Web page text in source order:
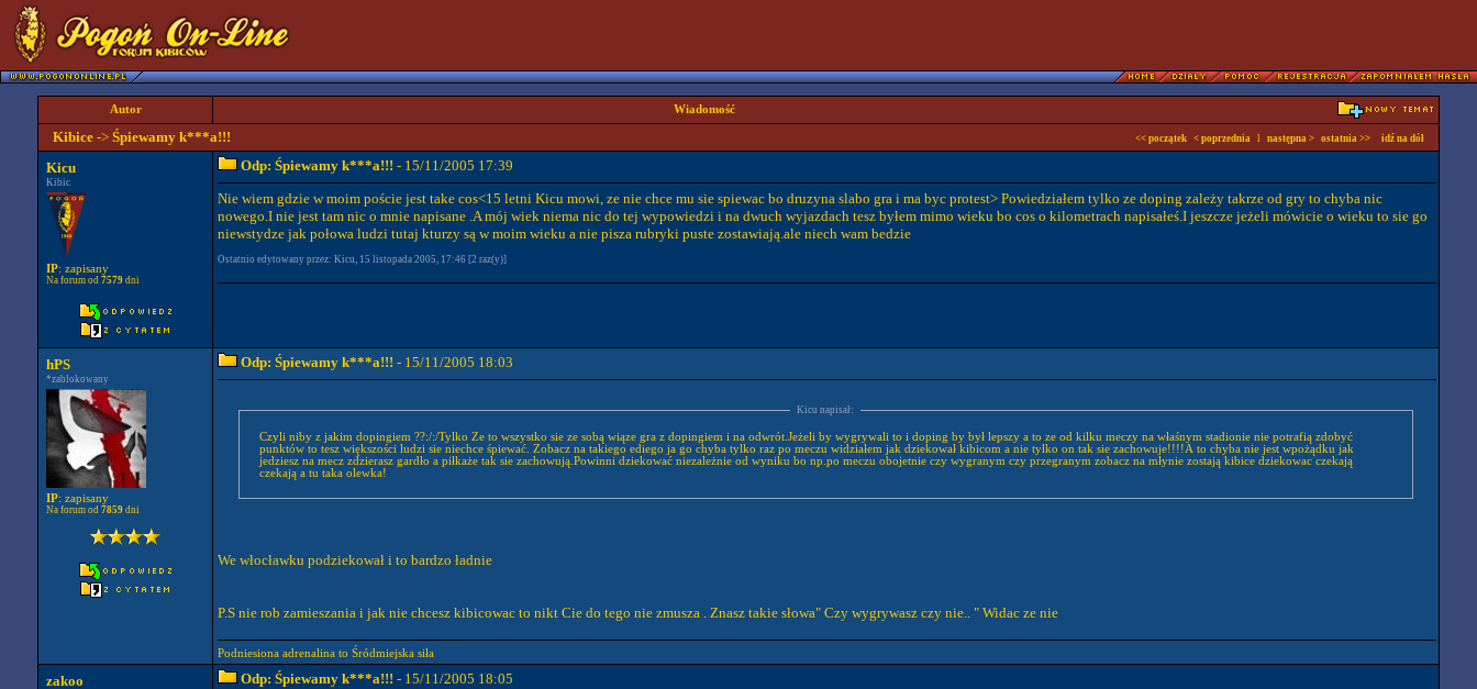
Autor Wiadomość
Kibice -> Śpiewamy k***a!!! << początek < poprzednia l następna > ostatnia >> idź na dół
Kicu
Kibic
IP: zapisany
Na forum od 7579 dni
Odp: Śpiewamy k***a!!! - 15/11/2005 17:39
Nie wiem gdzie w moim poście jest take cos<15 letni Kicu mowi, ze nie chce mu sie spiewac bo druzyna slabo gra i ma byc protest> Powiedziałem tylko ze doping zależy takrze od gry to chyba nic
nowego.I nie jest tam nic o mnie napisane .A mój wiek niema nic do tej wypowiedzi i na dwuch wyjazdach tesz byłem mimo wieku bo cos o kilometrach napisałeś.I jeszcze jeżeli mówicie o wieku to sie go
niewstydze jak połowa ludzi tutaj kturzy są w moim wieku a nie pisza rubryki puste zostawiają.ale niech wam bedzie
Ostatnio edytowany przez: Kicu, 15 listopada 2005, 17:46 [2 raz(y)]
hPS
*zablokowany
IP: zapisany
Na forum od 7859 dni
Odp: Śpiewamy k***a!!! - 15/11/2005 18:03
Kicu napisał:
Czyli niby z jakim dopingiem ??:/:/Tylko Ze to wszystko sie ze sobą wiąze gra z dopingiem i na odwrót.Jeżeli by wygrywali to i doping by był lepszy a to ze od kilku meczy na właśnym stadionie nie potrafią zdobyć
punktów to tesz większości ludzi sie niechce śpiewać. Zobacz na takiego ediego ja go chyba tylko raz po meczu widziałem jak dziekował kibicom a nie tylko on tak sie zachowuje!!!!A to chyba nie jest wpożądku jak
jedziesz na mecz zdzierasz gardło a piłkaże tak sie zachowują.Powinni dziekować niezależnie od wyniku bo np.po meczu obojetnie czy wygranym czy przegranym zobacz na młynie zostają kibice dziekowac czekają
czekają a tu taka olewka!
We włocławku podziekował i to bardzo ładnie
P.S nie rob zamieszania i jak nie chcesz kibicowac to nikt Cie do tego nie zmusza . Znasz takie słowa" Czy wygrywasz czy nie.. " Widac ze nie
Podniesiona adrenalina to Śródmiejska siła
zakoo Odp: Śpiewamy k***a!!! - 15/11/2005 18:05